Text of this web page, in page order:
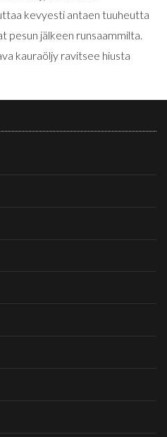
kevyesti antaen tuuheutta
pesun jälkeen runsaammilta.
kauraöljy ravitsee hiusta